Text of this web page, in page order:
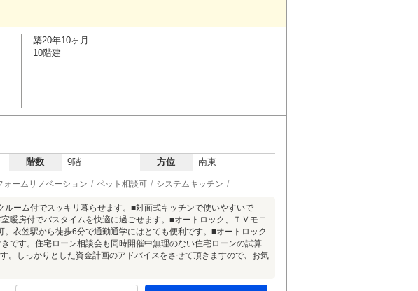
築20年10ヶ月
10階建
階数 9階 方位 南東
ォームリノベーション ペット相談可 システムキッチン
ーム付でスッキリ暮らせます。■対面式キッチンで使いやすいで
暖房付でバスタイムを快適に過ごせます。■オートロック、ＴＶモニ
衣笠駅から徒歩6分で通勤通学にはとても便利です。■オートロック
です。住宅ローン相談会も同時開催中無理のない住宅ローンの試算
。しっかりとした資金計画のアドバイスをさせて頂きますので、お気